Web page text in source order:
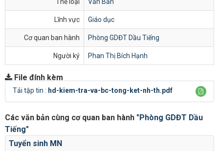
Lĩnh vực Giáo dục
Cơ quan ban hành Phòng GDĐT Dầu Tiếng
Người ký Phan Thị Bích Hạnh
File đính kèm
Tải tập tin : hd-kiem-tra-va-bc-tong-ket-nh-th.pdf
Các văn bản cùng cơ quan ban hành "Phòng GDĐT Dầu
Tiếng"
Tuyển sinh MN